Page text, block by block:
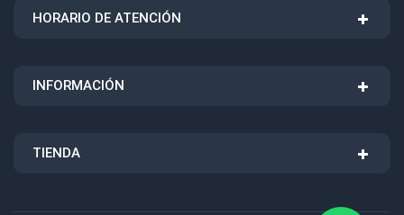
HORARIO DE ATENCIÓN
INFORMACIÓN
TIENDA